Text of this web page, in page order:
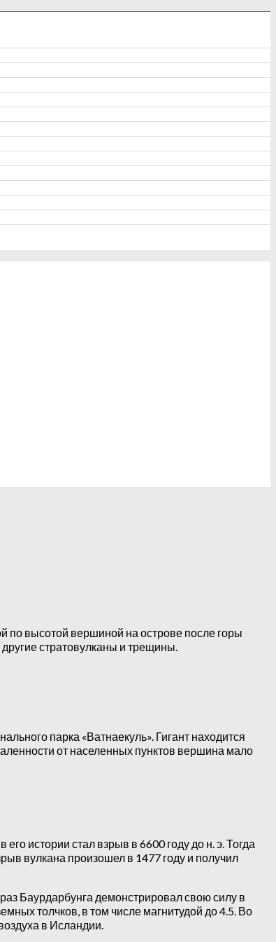
по высотой вершиной на острове после горы
стратовулканы и трещины.
парка «Ватнаекуль». Гигант находится
от населенных пунктов вершина мало
истории стал взрыв в 6600 году до н. э. Тогда
вулкана произошел в 1477 году и получил
Баурдарбунга демонстрировал свою силу в
толчков, в том числе магнитудой до 4.5. Во
в Исландии.